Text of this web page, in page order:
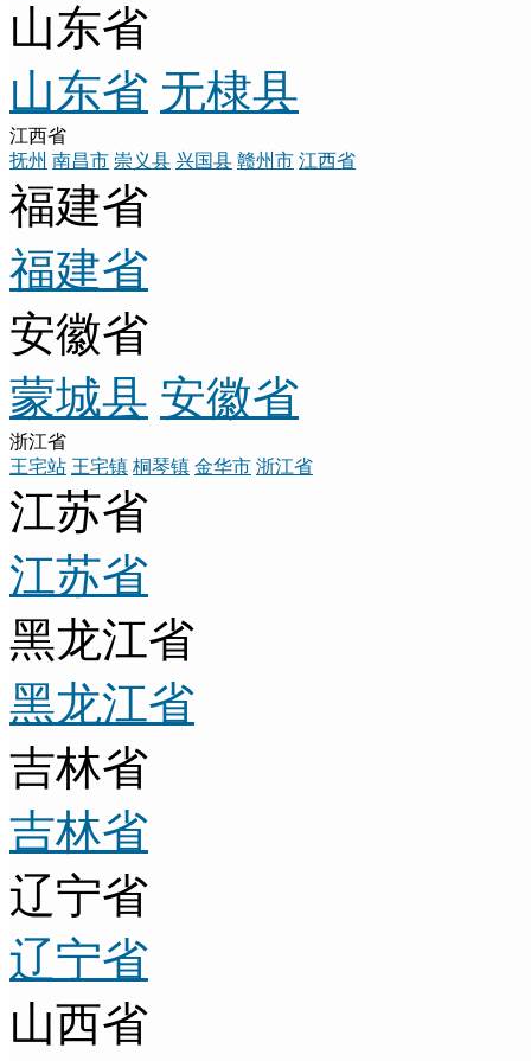
山东省
山东省 无棣县
江西省
抚州 南昌市 崇义县 兴国县 赣州市 江西省
福建省
福建省
安徽省
蒙城县 安徽省
浙江省
王宅站 王宅镇 桐琴镇 金华市 浙江省
江苏省
江苏省
黑龙江省
黑龙江省
吉林省
吉林省
辽宁省
辽宁省
山西省